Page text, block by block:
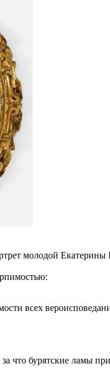
молодой
всех
что бурятские ламы